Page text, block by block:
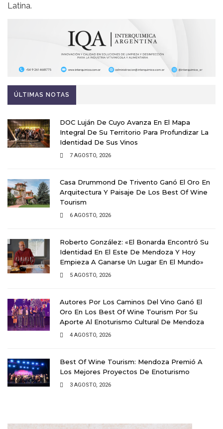
Latina.
ÚLTIMAS NOTAS
DOC Luján De Cuyo Avanza En El Mapa
Integral De Su Territorio Para Profundizar La
Identidad De Sus Vinos
7 AGOSTO, 2026
Casa Drummond De Trivento Ganó El Oro En
Arquitectura Y Paisaje De Los Best Of Wine
Tourism
6 AGOSTO, 2026
Roberto González: «El Bonarda Encontró Su
Identidad En El Este De Mendoza Y Hoy
Empieza A Ganarse Un Lugar En El Mundo»
5 AGOSTO, 2026
Autores Por Los Caminos Del Vino Ganó El
Oro En Los Best Of Wine Tourism Por Su
Aporte Al Enoturismo Cultural De Mendoza
4 AGOSTO, 2026
Best Of Wine Tourism: Mendoza Premió A
Los Mejores Proyectos De Enoturismo
3 AGOSTO, 2026